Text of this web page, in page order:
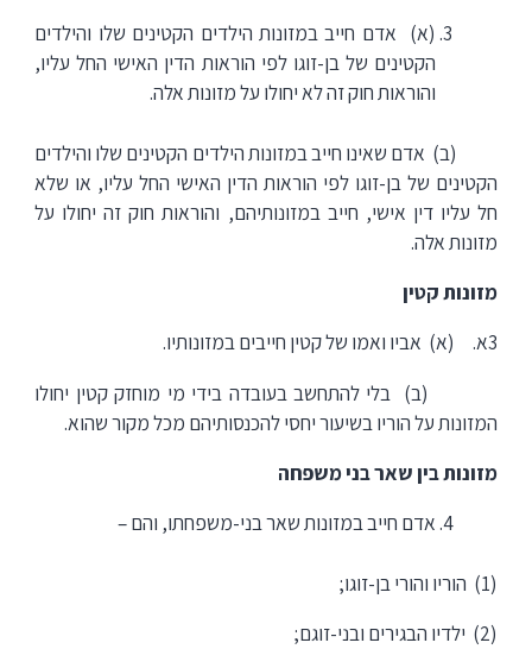
(א) אדם חייב במזונות הילדים הקטינים שלו והילדים
הקטינים של בן-זוגו לפי הוראות הדין האישי החל עליו,
והוראות חוק זה לא יחולו על מזונות אלה.
(ב) אדם שאינו חייב במזונות הילדים הקטינים שלו והילדים
הקטינים של בן-זוגו לפי הוראות הדין האישי החל עליו, או שלא
חל עליו דין אישי, חייב במזונותיהם, והוראות חוק זה יחולו על
מזונות אלה.
מזונות קטין
3א. (א) אביו ואמו של קטין חייבים במזונותיו.
(ב) בלי להתחשב בעובדה בידי מי מוחזק קטין יחולו
המזונות על הוריו בשיעור יחסי להכנסותיהם מכל מקור שהוא.
מזונות בין שאר בני משפחה
אדם חייב במזונות שאר בני-משפחתו, והם –
(1) הוריו והורי בן-זוגו;
(2) ילדיו הבגירים ובני-זוגם;